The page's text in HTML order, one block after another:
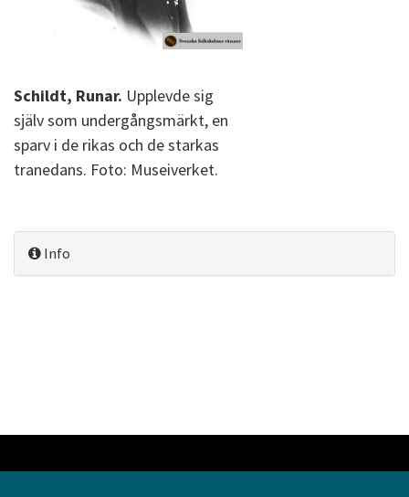
Schildt, Runar. Upplevde sig
själv som undergångsmärkt, en
sparv i de rikas och de starkas
tranedans. Foto: Museiverket.
Info